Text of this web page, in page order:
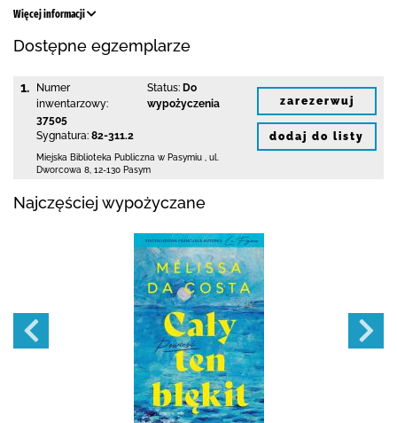
Więcej informacji
Dostępne egzemplarze
1.
Numer
inwentarzowy:
37505
Sygnatura: 82-311.2
Status: Do
wypożyczenia
Miejska Biblioteka Publiczna w Pasymiu
ul.
Dworcowa 8 12-130 Pasym
zarezerwuj
dodaj do listy
Najczęściej wypożyczane